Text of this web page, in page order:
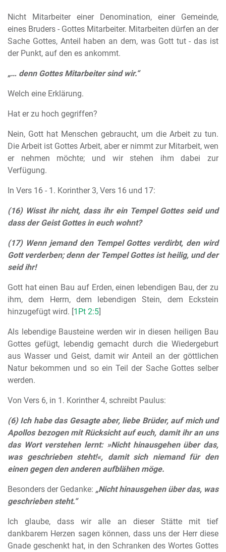
Nicht Mitarbeiter einer Denomination, einer Gemeinde,
eines Bruders - Gottes Mitarbeiter. Mitarbeiten dürfen an der
Sache Gottes, Anteil haben an dem, was Gott tut - das ist
der Punkt, auf den es ankommt.
„… denn Gottes Mitarbeiter sind wir.“
Welch eine Erklärung.
Hat er zu hoch gegriffen?
Nein, Gott hat Menschen gebraucht, um die Arbeit zu tun.
Die Arbeit ist Gottes Arbeit, aber er nimmt zur Mitarbeit, wen
er nehmen möchte; und wir stehen ihm dabei zur
Verfügung.
In Vers 16 - 1. Korinther 3, Vers 16 und 17:
(16) Wisst ihr nicht, dass ihr ein Tempel Gottes seid und
dass der Geist Gottes in euch wohnt?
(17) Wenn jemand den Tempel Gottes verdirbt, den wird
Gott verderben; denn der Tempel Gottes ist heilig, und der
seid ihr!
Gott hat einen Bau auf Erden, einen lebendigen Bau, der zu
ihm, dem Herrn, dem lebendigen Stein, dem Eckstein
hinzugefügt wird. [1Pt 2:5]
Als lebendige Bausteine werden wir in diesen heiligen Bau
Gottes gefügt, lebendig gemacht durch die Wiedergeburt
aus Wasser und Geist, damit wir Anteil an der göttlichen
Natur bekommen und so ein Teil der Sache Gottes selber
werden.
Von Vers 6, in 1. Korinther 4, schreibt Paulus:
(6) Ich habe das Gesagte aber, liebe Brüder, auf mich und
Apollos bezogen mit Rücksicht auf euch, damit ihr an uns
das Wort verstehen lernt: »Nicht hinausgehen über das,
was geschrieben steht!«, damit sich niemand für den
einen gegen den anderen aufblähen möge.
Besonders der Gedanke: „Nicht hinausgehen über das, was
geschrieben steht.“
Ich glaube, dass wir alle an dieser Stätte mit tief
dankbarem Herzen sagen können, dass uns der Herr diese
Gnade geschenkt hat, in den Schranken des Wortes Gottes